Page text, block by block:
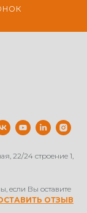
22/24 строение 1,
если Вы оставите
ОТЗЫВ